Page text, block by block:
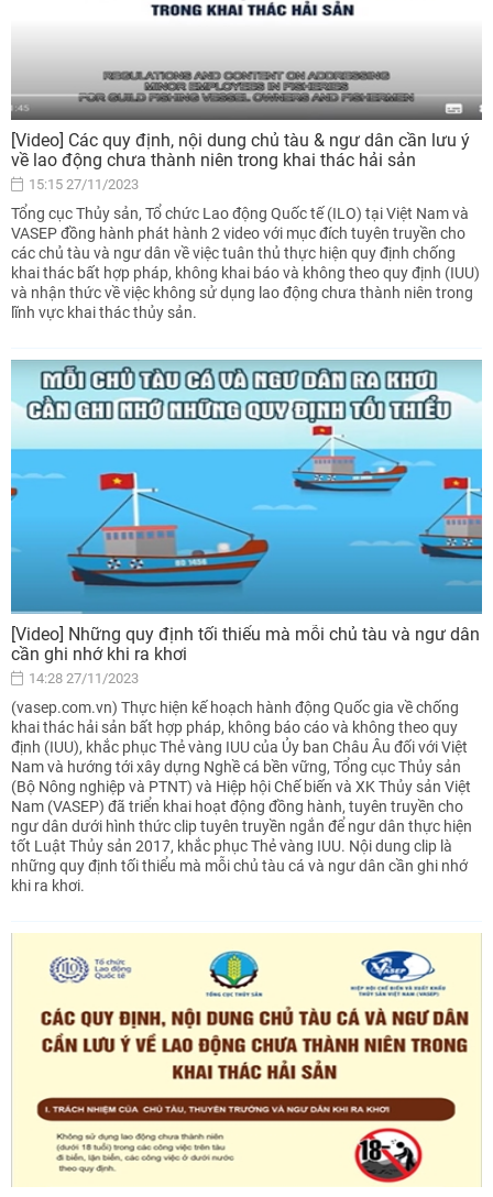
[Video] Các quy định, nội dung chủ tàu & ngư dân cần lưu ý
về lao động chưa thành niên trong khai thác hải sản
15:15 27/11/2023
Tổng cục Thủy sản, Tổ chức Lao động Quốc tế (ILO) tại Việt Nam và
VASEP đồng hành phát hành 2 video với mục đích tuyên truyền cho
các chủ tàu và ngư dân về việc tuân thủ thực hiện quy định chống
khai thác bất hợp pháp, không khai báo và không theo quy định (IUU)
và nhận thức về việc không sử dụng lao động chưa thành niên trong
lĩnh vực khai thác thủy sản.
[Video] Những quy định tối thiểu mà mỗi chủ tàu và ngư dân
cần ghi nhớ khi ra khơi
14:28 27/11/2023
(vasep.com.vn) Thực hiện kế hoạch hành động Quốc gia về chống
khai thác hải sản bất hợp pháp, không báo cáo và không theo quy
định (IUU), khắc phục Thẻ vàng IUU của Ủy ban Châu Âu đối với Việt
Nam và hướng tới xây dựng Nghề cá bền vững, Tổng cục Thủy sản
(Bộ Nông nghiệp và PTNT) và Hiệp hội Chế biến và XK Thủy sản Việt
Nam (VASEP) đã triển khai hoạt động đồng hành, tuyên truyền cho
ngư dân dưới hình thức clip tuyên truyền ngắn để ngư dân thực hiện
tốt Luật Thủy sản 2017, khắc phục Thẻ vàng IUU. Nội dung clip là
những quy định tối thiểu mà mỗi chủ tàu cá và ngư dân cần ghi nhớ
khi ra khơi.